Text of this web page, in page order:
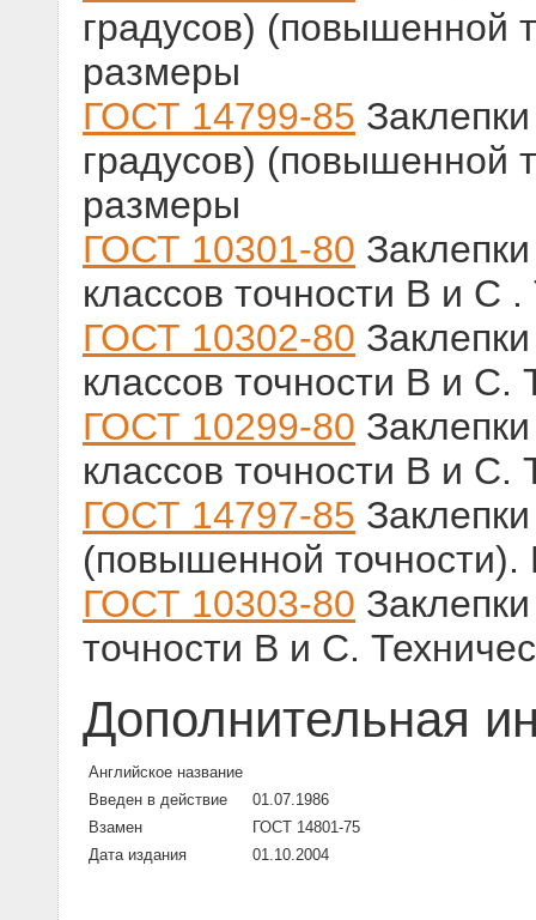
градусов) (повышенной
размеры
ГОСТ 14799-85
градусов) (повышенной
размеры
ГОСТ 10301-80
классов точности В и С
ГОСТ 10302-80
классов точности В и С.
ГОСТ 10299-80
классов точности В и С.
ГОСТ 14797-85
(повышенной точности).
ГОСТ 10303-80
точности В и С.
Дополнительная
Английское название
Введен в действие
01.07.1986
Взамен
ГОСТ 14801-75
Дата издания
01.10.2004